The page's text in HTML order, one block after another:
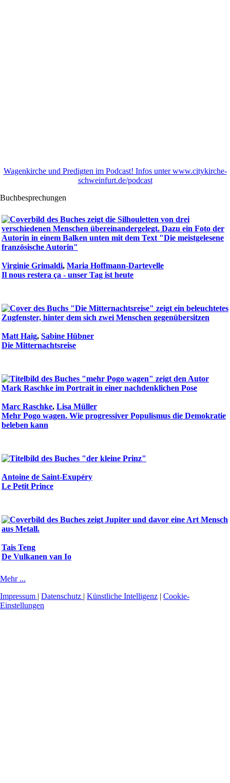
Wagenkirche und Predigten im Podcast! Infos unter www.citykirche-
schweinfurt.de/podcast
Buchbesprechungen
Virginie Grimaldi, Maria Hoffmann-Dartevelle
Il nous restera ça - unser Tag ist heute
Matt Haig, Sabine Hübner
Die Mitternachtsreise
Marc Raschke, Lisa Müller
Mehr Pogo wagen. Wie progressiver Populismus die Demokratie
beleben kann
Antoine de Saint-Exupéry
Le Petit Prince
Tais Teng
De Vulkanen van Io
Mehr ...
Impressum | Datenschutz | Künstliche Intelligenz | Cookie-
Einstellungen